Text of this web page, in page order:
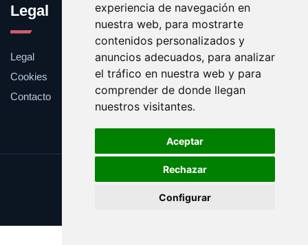
experiencia de navegación en
nuestra web, para mostrarte
contenidos personalizados y
anuncios adecuados, para analizar
el tráfico en nuestra web y para
comprender de donde llegan
nuestros visitantes.
Aceptar
Rechazar
Configurar
Legal
Legal
Cookies
Contacto
Update cookies preferences
Copyright © 2025 boicot.es